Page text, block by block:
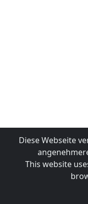
Diese Webseite
This website